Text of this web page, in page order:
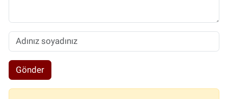
Gönder